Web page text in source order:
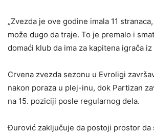
„Zvezda je ove godine imala 11
može dugo da traje. To je premalo i
domaći klub da ima za kapitena igrača
Crvena zvezda sezonu u Evroligi
nakon poraza u plej-inu, dok Partizan
na 15. poziciji posle regularnog dela.
Đurović zaključuje da postoji prostor da